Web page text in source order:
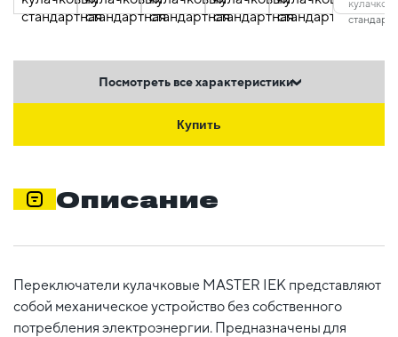
Посмотреть все характеристики
Купить
Описание
Переключатели кулачковые MASTER IEK представляют
собой механическое устройство без собственного
потребления электроэнергии. Предназначены для